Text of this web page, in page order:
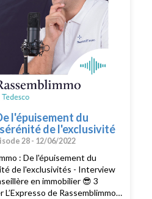
l'épuisement du
de l'exclusivité
28 - 12/06/2022
: De l'épuisement du
de l'exclusivités - Interview
en immobilier 😎 3
de Rassemblimmo